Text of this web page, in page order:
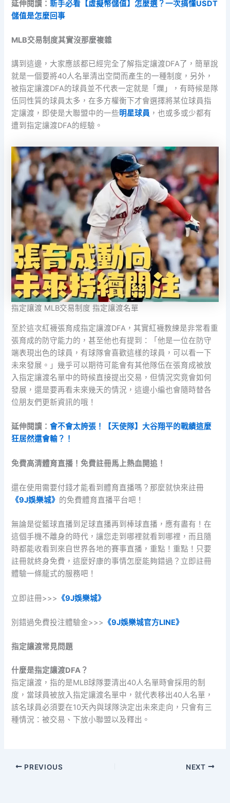
延伸閱讀：新手必看【虛擬幣儲值】怎麼選？一次搞懂USDT
儲值是怎麼回事
MLB交易制度其實沒那麼複雜
講到這邊，大家應該都已經完全了解指定讓渡DFA了，簡單說
就是一個要將40人名單清出空間而產生的一種制度，另外，
被指定讓渡DFA的球員並不代表一定就是「爛」，有時候是隊
伍同性質的球員太多，在多方權衡下才會選擇將某位球員指
定讓渡，即使是大聯盟中的一些明星球員 ，也或多或少都有
遭到指定讓渡DFA的經驗。
指定讓渡 MLB交易制度 指定讓渡名單
至於這次紅襪張育成指定讓渡DFA，其實紅襪教練是非常看重
張育成的防守能力的，甚至他也有提到：「他是一位在防守
端表現出色的球員，有球隊會喜歡這樣的球員，可以看一下
未來發展。」幾乎可以期待可能會有其他隊伍在張育成被放
入指定讓渡名單中的時候直接提出交易，但情況究竟會如何
發展，還是要再看未來幾天的情況，這邊小編也會隨時替各
位朋友們更新資訊的哦！
延伸閱讀：會不會太誇張！【天使隊】大谷翔平的戰績這麼
狂居然還會輸？！
免費高清體育直播！免費註冊馬上熱血開追！
還在使用需要付錢才能看到體育直播嗎？那麼就快來註冊
《9J娛樂城》 的免費體育直播平台吧！
無論是從籃球直播到足球直播再到棒球直播，應有盡有！在
這個手機不離身的時代，讓您走到哪裡就看到哪裡，而且隨
時都能收看到來自世界各地的賽事直播，重點！重點！只要
註冊就終身免費，這麼好康的事情怎麼能夠錯過？立即註冊
體驗一條龍式的服務吧！
立即註冊>>> 《9J娛樂城》
別錯過免費投注體驗金>>> 《9J娛樂城官方LINE》
指定讓渡常見問題
什麼是指定讓渡DFA？
指定讓渡，指的是MLB球隊要清出40人名單時會採用的制
度，當球員被放入指定讓渡名單中，就代表移出40人名單，
該名球員必須要在10天內與球隊決定出未來走向，只會有三
種情況：被交易、下放小聯盟以及釋出。
PREVIOUS NEXT